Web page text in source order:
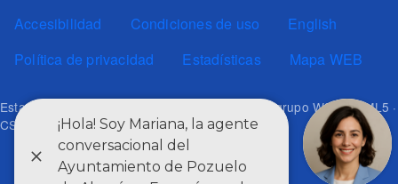
Pie de página
Accesibilidad Condiciones de uso
English
Política de privacidad
Estadísticas Mapa WEB
Esta web utiliza los estándares definidos por el grupo W3C: HTML5 ·
CSS3 · RSS